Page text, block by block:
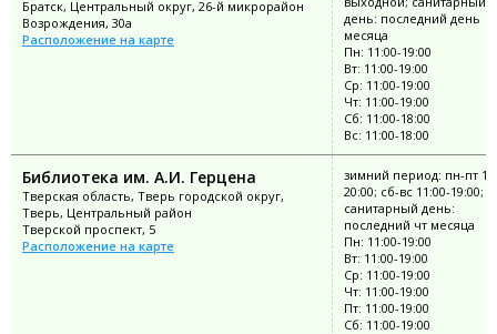
Братск, Центральный округ, 26-й микрорайон
Возрождения, 30а
Расположение на карте
день: последний день
месяца
Пн: 11:00-19:00
Вт: 11:00-19:00
Ср: 11:00-19:00
Чт: 11:00-19:00
Сб: 11:00-18:00
Вс: 11:00-18:00
Библиотека им. А.И. Герцена
Тверская область, Тверь городской округ,
Тверь, Центральный район
Тверской проспект, 5
Расположение на карте
зимний период: пн-пт
20:00; сб-вс 11:00-19:00;
санитарный день:
последний чт месяца
Пн: 11:00-19:00
Вт: 11:00-19:00
Ср: 11:00-19:00
Чт: 11:00-19:00
Пт: 11:00-19:00
Сб: 11:00-19:00